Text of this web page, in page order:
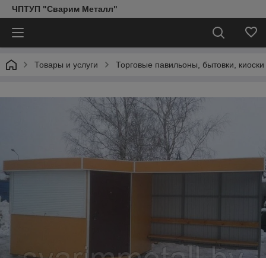
ЧПТУП "Сварим Металл"
Товары и услуги Торговые павильоны, бытовки, киоски